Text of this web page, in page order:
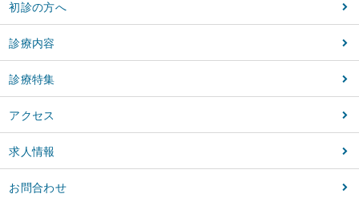
初診の方へ
診療内容
診療特集
アクセス
求人情報
お問合わせ